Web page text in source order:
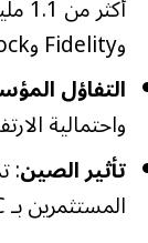
وArk 203.1 مليون دولار أخرى.
وFidelity وBlackRock.
التفاؤل
واحتمالية
تأثير الصين:
المستثمرين بـ BTC.